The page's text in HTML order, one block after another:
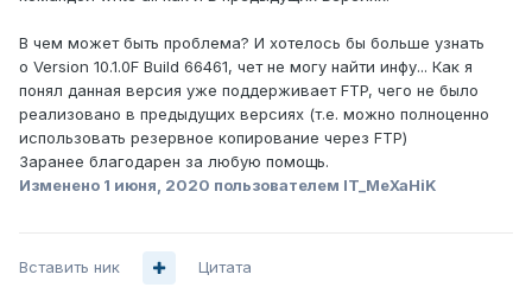
В чем может быть проблема? И хотелось бы больше узнать
о Version 10.1.0F Build 66461, чет не могу найти инфу... Как я
понял данная версия уже поддерживает FTP, чего не было
реализовано в предыдущих версиях (т.е. можно полноценно
использовать резервное копирование через FTP)
Заранее благодарен за любую помощь.
Изменено 1 июня, 2020 пользователем IT_MeXaHiK
Вставить ник Цитата